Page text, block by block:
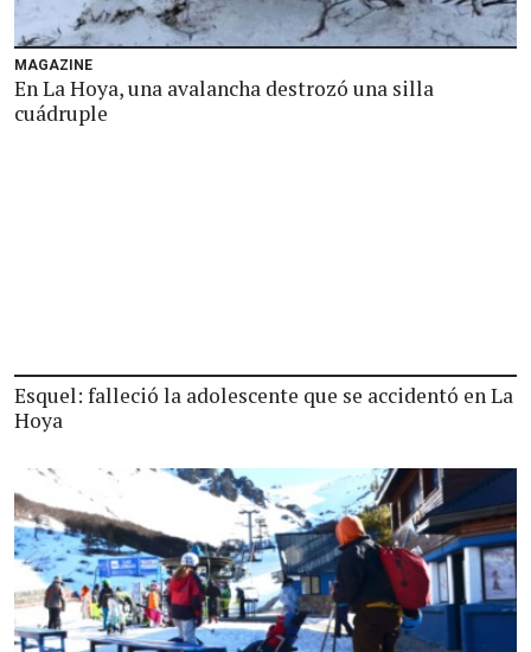
MAGAZINE
En La Hoya, una avalancha destrozó una silla
cuádruple
Esquel: falleció la adolescente que se accidentó en La
Hoya